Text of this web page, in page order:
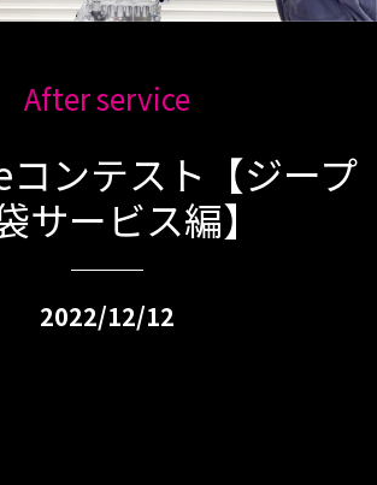
After service
ンテスト【ジープ
サービス編】
2022/12/12